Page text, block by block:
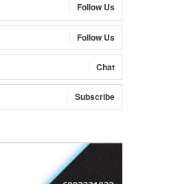
Follow Us
Follow Us
Chat
Subscribe